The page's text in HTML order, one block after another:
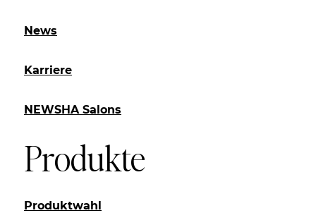
News
Karriere
NEWSHA Salons
Produkte
Produktwahl